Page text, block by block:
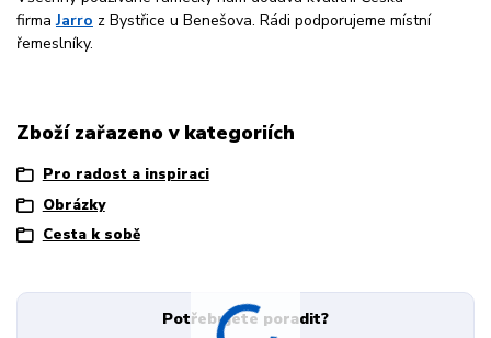
firmaJarro z Bystřice u Benešova. Rádi podporujeme místní
řemeslníky.
Zboží zařazeno v kategoriích
Pro radost a inspiraci
Obrázky
Cesta k sobě
Potřebujete poradit?